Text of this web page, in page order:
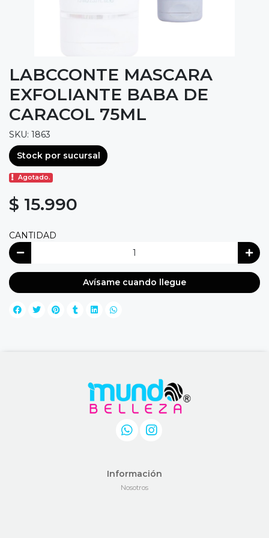
LABCCONTE MASCARA
EXFOLIANTE BABA DE
CARACOL 75ML
SKU: 1863
Stock por sucursal
Agotado.
$ 15.990
CANTIDAD
Avísame cuando llegue
Información
Nosotros